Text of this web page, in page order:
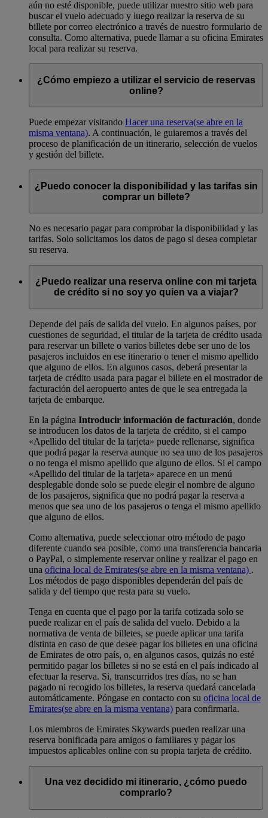
aún no esté disponible, puede utilizar nuestro sitio web para
buscar el vuelo adecuado y luego realizar la reserva de su
billete por correo electrónico a través de nuestro formulario de
consulta. Como alternativa, puede llamar a su oficina Emirates
local para realizar su reserva.
¿Cómo empiezo a utilizar el servicio de reservas
online?
Puede empezar visitando Hacer una reserva(se abre en la
misma ventana). A continuación, le guiaremos a través del
proceso de planificación de un itinerario, selección de vuelos
y gestión del billete.
¿Puedo conocer la disponibilidad y las tarifas sin
comprar un billete?
No es necesario pagar para comprobar la disponibilidad y las
tarifas. Solo solicitamos los datos de pago si desea completar
su reserva.
¿Puedo realizar una reserva online con mi tarjeta
de crédito si no soy yo quien va a viajar?
Depende del país de salida del vuelo. En algunos países, por
cuestiones de seguridad, el titular de la tarjeta de crédito usada
para reservar un billete o varios billetes debe ser uno de los
pasajeros incluidos en ese itinerario o tener el mismo apellido
que alguno de ellos. En algunos casos, deberá presentar la
tarjeta de crédito usada para pagar el billete en el mostrador de
facturación del aeropuerto antes de que le sea entregada la
tarjeta de embarque.
En la página Introducir información de facturación, donde
se introducen los datos de la tarjeta de crédito, si el campo
«Apellido del titular de la tarjeta» puede rellenarse, significa
que podrá pagar la reserva aunque no sea uno de los pasajeros
o no tenga el mismo apellido que alguno de ellos. Si el campo
«Apellido del titular de la tarjeta» aparece en un menú
desplegable donde solo se puede elegir el nombre de alguno
de los pasajeros, significa que no podrá pagar la reserva a
menos que sea uno de los pasajeros o tenga el mismo apellido
que alguno de ellos.
Como alternativa, puede seleccionar otro método de pago
diferente cuando sea posible, como una transferencia bancaria
o PayPal, o simplemente reservar online y realizar el pago en
una oficina local de Emirates(se abre en la misma ventana) .
Los métodos de pago disponibles dependerán del país de
salida y del tiempo que resta para su vuelo.
Tenga en cuenta que el pago por la tarifa cotizada solo se
puede realizar en el país de salida del vuelo. Debido a la
normativa de venta de billetes, se puede aplicar una tarifa
distinta en caso de que desee pagar los billetes en una oficina
de Emirates de otro país, o, en algunos casos, quizás no esté
permitido pagar los billetes si no se está en el país indicado al
efectuar la reserva. Si, transcurridos tres días, no se han
pagado ni recogido los billetes, la reserva quedará cancelada
automáticamente. Póngase en contacto con su oficina local de
Emirates(se abre en la misma ventana) para confirmarla.
Los miembros de Emirates Skywards pueden realizar una
reserva bonificada para amigos o familiares y pagar los
impuestos aplicables online con su propia tarjeta de crédito.
Una vez decidido mi itinerario, ¿cómo puedo
comprarlo?